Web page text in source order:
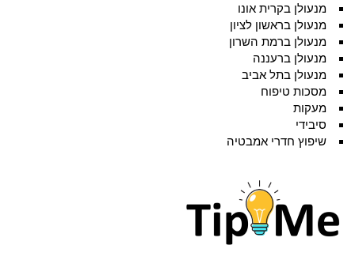
מנעולן בקרית אונו
מנעולן בראשון לציון
מנעולן ברמת השרון
מנעולן ברעננה
מנעולן בתל אביב
מסכות טיפוח
מעקות
סיבידי
שיפוץ חדרי אמבטיה